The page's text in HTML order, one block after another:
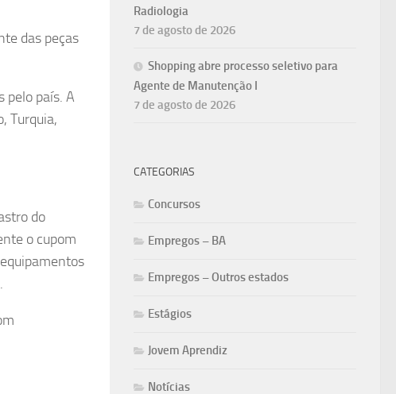
das peças
pelo país. A
Turquia,
do
o cupom
Radiologia
7 de agosto de 2026
Shopping abre processo seletivo para
Agente de Manutenção I
7 de agosto de 2026
CATEGORIAS
Concursos
Empregos – BA
Empregos – Outros estados
Estágios
Jovem Aprendiz
Notícias